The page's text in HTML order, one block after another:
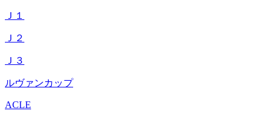
Ｊ１
Ｊ２
Ｊ３
ルヴァンカップ
ACLE